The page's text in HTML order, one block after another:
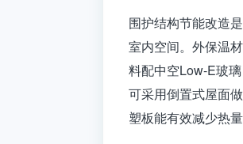
围护结构节能改造
室内空间。外保温
料配中空Low-E玻
可采用倒置式屋面
塑板能有效减少热量